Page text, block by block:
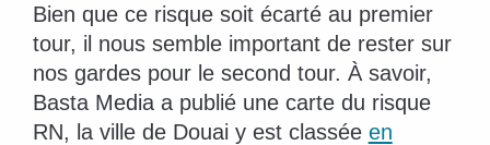
Bien que ce risque soit écarté au premier
tour, il nous semble important de rester sur
nos gardes pour le second tour. À savoir,
Basta Media a publié une carte du risque
RN, la ville de Douai y est classée en